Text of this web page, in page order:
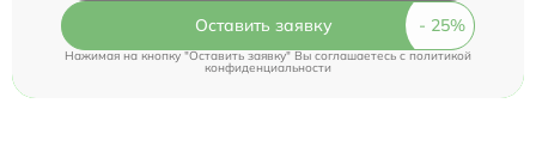
Оставить заявку
Нажимая на кнопку "Оставить заявку" Вы соглашаетесь cполитикой
конфиденциальности